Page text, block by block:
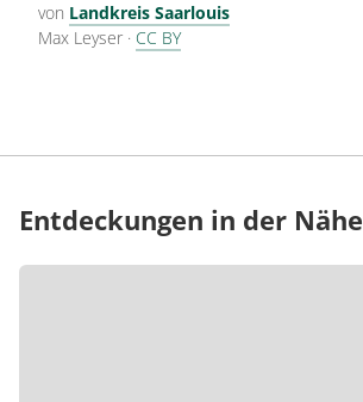
von Landkreis Saarlouis
Max Leyser · CC BY
Entdeckungen in der Nähe